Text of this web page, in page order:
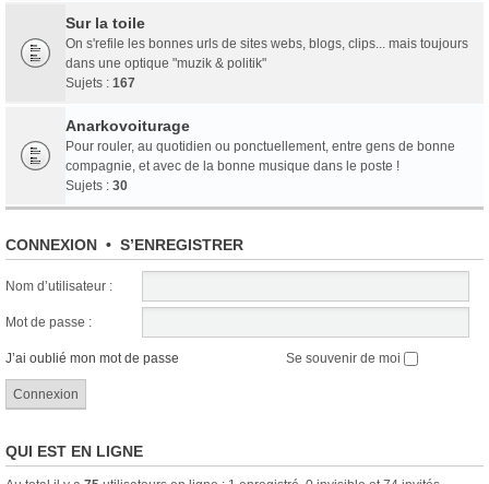
Sur la toile
On s'refile les bonnes urls de sites webs, blogs, clips... mais toujours
dans une optique "muzik & politik"
Sujets : 167
Anarkovoiturage
Pour rouler, au quotidien ou ponctuellement, entre gens de bonne
compagnie, et avec de la bonne musique dans le poste !
Sujets : 30
CONNEXION • S’ENREGISTRER
Nom d’utilisateur :
Mot de passe :
J’ai oublié mon mot de passe Se souvenir de moi
QUI EST EN LIGNE